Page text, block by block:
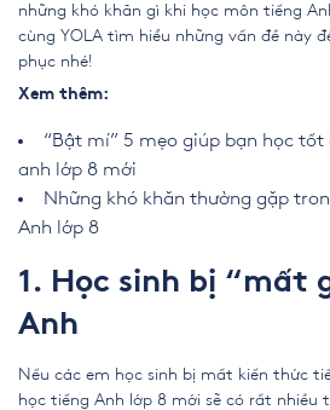
những khó khăn gì khi học môn tiếng
cùng YOLA tìm hiểu những vấn đề này
phục nhé!
Xem thêm:
“Bật mí” 5 mẹo giúp bạn học
anh lớp 8 mới
Những khó khăn thường gặp
Anh lớp 8
1. Học sinh bị “mất
Anh
Nếu các em học sinh bị mất kiến thức
học tiếng Anh lớp 8 mới sẽ có rất nhiều